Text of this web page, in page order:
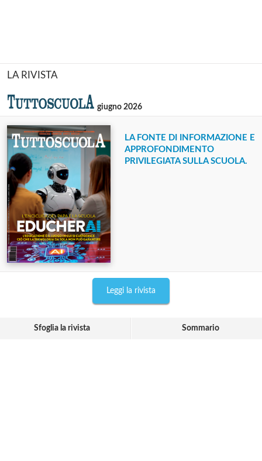
LA RIVISTA
giugno 2026
LA FONTE DI INFORMAZIONE E
APPROFONDIMENTO
PRIVILEGIATA SULLA SCUOLA.
Leggi la rivista
Sfoglia la rivista Sommario